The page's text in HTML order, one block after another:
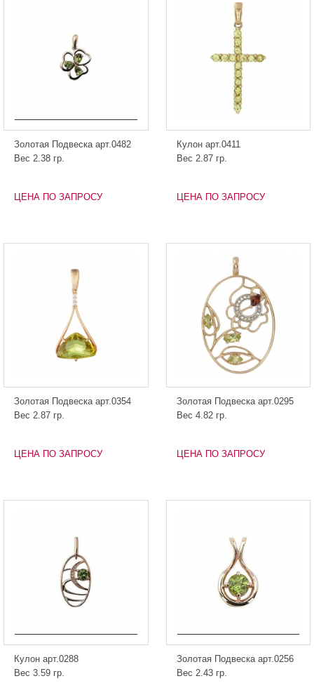
Золотая Подвеска арт.0482
Вес 2.38 гр.
ЦЕНА ПО ЗАПРОСУ
Кулон арт.0411
Вес 2.87 гр.
ЦЕНА ПО ЗАПРОСУ
Золотая Подвеска арт.0354
Вес 2.87 гр.
ЦЕНА ПО ЗАПРОСУ
Золотая Подвеска арт.0295
Вес 4.82 гр.
ЦЕНА ПО ЗАПРОСУ
Кулон арт.0288
Вес 3.59 гр.
Золотая Подвеска арт.0256
Вес 2.43 гр.